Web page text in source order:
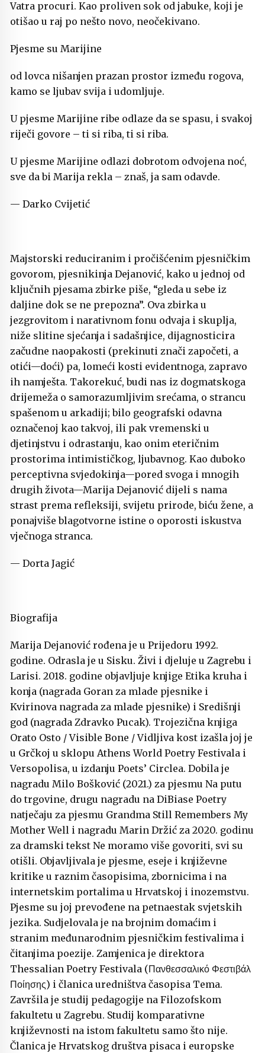
Vatra procuri. Kao proliven sok od jabuke, koji je
otišao u raj po nešto novo, neočekivano.
Pjesme su Marijine
od lovca nišanjen prazan prostor između rogova,
kamo se ljubav svija i udomljuje.
U pjesme Marijine ribe odlaze da se spasu, i svakoj
riječi govore – ti si riba, ti si riba.
U pjesme Marijine odlazi dobrotom odvojena noć,
sve da bi Marija rekla – znaš, ja sam odavde.
— Darko Cvijetić
Majstorski reduciranim i pročišćenim pjesničkim
govorom, pjesnikinja Dejanović, kako u jednoj od
ključnih pjesama zbirke piše, “gleda u sebe iz
daljine dok se ne prepozna”. Ova zbirka u
jezgrovitom i narativnom fonu odvaja i skuplja,
niže slitine sjećanja i sadašnjice, dijagnosticira
začudne naopakosti (prekinuti znači započeti, a
otići—doći) pa, lomeći kosti evidentnoga, zapravo
ih namješta. Takorekuć, budi nas iz dogmatskoga
drijemeža o samorazumljivim srećama, o strancu
spašenom u arkadiji; bilo geografski odavna
označenoj kao takvoj, ili pak vremenski u
djetinjstvu i odrastanju, kao onim eteričnim
prostorima intimističkog, ljubavnog. Kao duboko
perceptivna svjedokinja—pored svoga i mnogih
drugih života—Marija Dejanović dijeli s nama
strast prema refleksiji, svijetu prirode, biću žene, a
ponajviše blagotvorne istine o oporosti iskustva
vječnoga stranca.
— Dorta Jagić
Biografija
Marija Dejanović rođena je u Prijedoru 1992.
godine. Odrasla je u Sisku. Živi i djeluje u Zagrebu i
Larisi. 2018. godine objavljuje knjige Etika kruha i
konja (nagrada Goran za mlade pjesnike i
Kvirinova nagrada za mlade pjesnike) i Središnji
god (nagrada Zdravko Pucak). Trojezična knjiga
Orato Osto / Visible Bone / Vidljiva kost izašla joj je
u Grčkoj u sklopu Athens World Poetry Festivala i
Versopolisa, u izdanju Poets’ Circlea. Dobila je
nagradu Milo Bošković (2021.) za pjesmu Na putu
do trgovine, drugu nagradu na DiBiase Poetry
natječaju za pjesmu Grandma Still Remembers My
Mother Well i nagradu Marin Držić za 2020. godinu
za dramski tekst Ne moramo više govoriti, svi su
otišli. Objavljivala je pjesme, eseje i književne
kritike u raznim časopisima, zbornicima i na
internetskim portalima u Hrvatskoj i inozemstvu.
Pjesme su joj prevođene na petnaestak svjetskih
jezika. Sudjelovala je na brojnim domaćim i
stranim međunarodnim pjesničkim festivalima i
čitanjima poezije. Zamjenica je direktora
Thessalian Poetry Festivala (Πανθεσσαλικό Φεστιβάλ
Ποίησης) i članica uredništva časopisa Tema.
Završila je studij pedagogije na Filozofskom
fakultetu u Zagrebu. Studij komparativne
književnosti na istom fakultetu samo što nije.
Članica je Hrvatskog društva pisaca i europske